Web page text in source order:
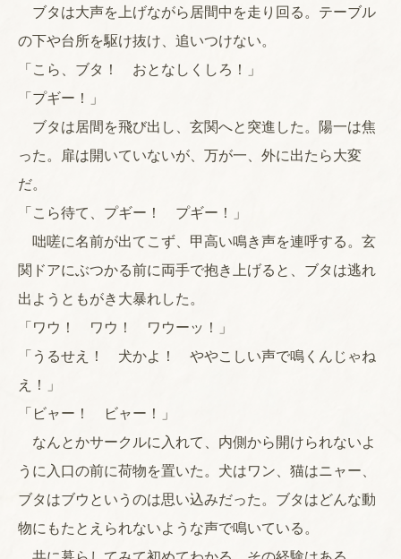
ブタは大声を上げながら居間中を走り回る。テーブル
の下や台所を駆け抜け、追いつけない。
「こら、ブタ！ おとなしくしろ！」
「プギー！」
ブタは居間を飛び出し、玄関へと突進した。陽一は焦
った。扉は開いていないが、万が一、外に出たら大変
だ。
「こら待て、プギー！ プギー！」
咄嗟に名前が出てこず、甲高い鳴き声を連呼する。玄
関ドアにぶつかる前に両手で抱き上げると、ブタは逃れ
出ようともがき大暴れした。
「ワウ！ ワウ！ ワウーッ！」
「うるせえ！ 犬かよ！ ややこしい声で鳴くんじゃね
え！」
「ビャー！ ビャー！」
なんとかサークルに入れて、内側から開けられないよ
うに入口の前に荷物を置いた。犬はワン、猫はニャー、
ブタはブウというのは思い込みだった。ブタはどんな動
物にもたとえられないような声で鳴いている。